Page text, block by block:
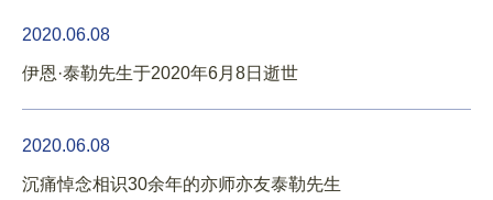
2020.06.08
伊恩·泰勒先生于2020年6月8日逝世
2020.06.08
沉痛悼念相识30余年的亦师亦友泰勒先生